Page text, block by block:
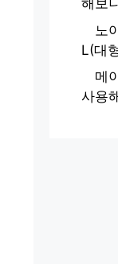
해보
노
L(대
메
사용